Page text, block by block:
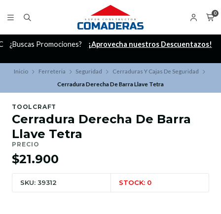
0
¿Buscas Promociones? ¡Aprovecha nuestros Descuentazos!
Inicio Ferreteria Seguridad
Cerraduras Y Cajas De Seguridad
Cerradura Derecha De Barra Llave Tetra
TOOLCRAFT
Cerradura Derecha De Barra
Llave Tetra
PRECIO
$21.900
SKU: 39312 STOCK: 0